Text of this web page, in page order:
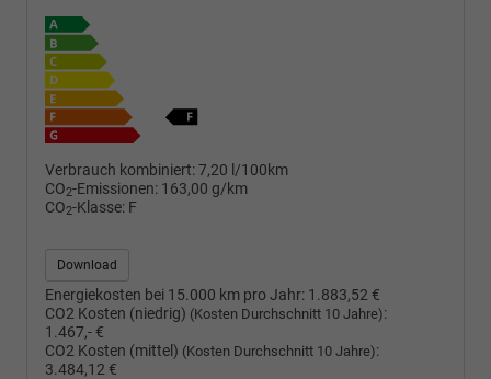
Verbrauch kombiniert:7,20 l/100km
CO2-Emissionen: 163,00 g/km
CO2-Klasse: F
Download
Energiekosten bei 15.000 km pro Jahr: 1.883,52 €
CO2 Kosten (niedrig) (Kosten Durchschnitt 10 Jahre):
1.467,- €
CO2 Kosten (mittel) (Kosten Durchschnitt 10 Jahre):
3.484,12 €